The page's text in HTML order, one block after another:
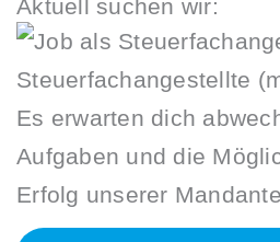
Aktuell suchen wir:
Steuerfachangestellte
Es erwarten dich
Aufgaben und die
Erfolg unserer